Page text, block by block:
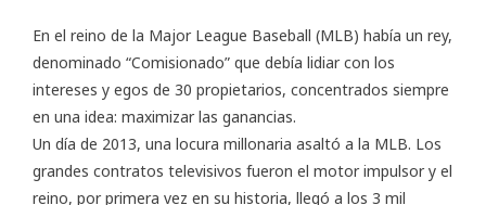
En el reino de la Major League Baseball (MLB) había un rey,
denominado “Comisionado” que debía lidiar con los
intereses y egos de 30 propietarios, concentrados siempre
en una idea: maximizar las ganancias.
Un día de 2013, una locura millonaria asaltó a la MLB. Los
grandes contratos televisivos fueron el motor impulsor y el
reino, por primera vez en su historia, llegó a los 3 mil